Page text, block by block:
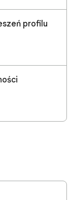
profilu